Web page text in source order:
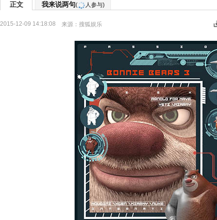
正文 我来说两句( 人参与)
2015-12-09 14:18:08 来源： 搜狐娱乐